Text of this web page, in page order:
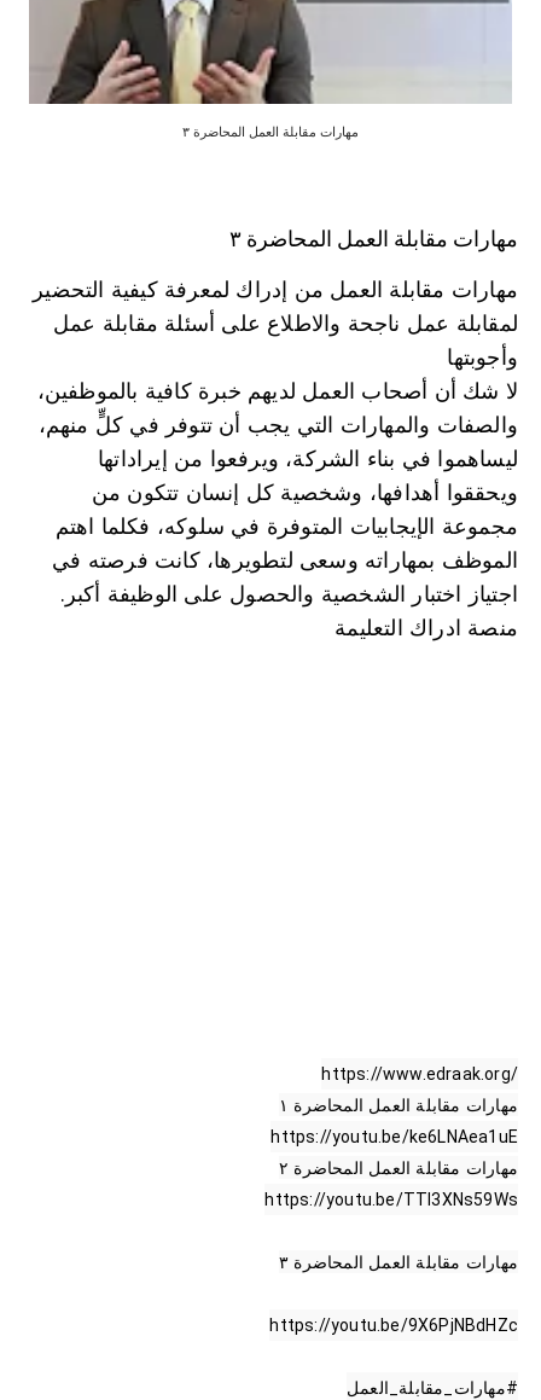
مهارات مقابلة العمل المحاضرة ٣
مهارات مقابلة العمل المحاضرة ٣
وأجوبتها
اجتياز اختبار الشخصية والحصول على الوظيفة أكبر.
منصة ادراك التعليمة
https://www.edraak.org/
مهارات مقابلة العمل المحاضرة ١
https://youtu.be/ke6LNAea1uE
مهارات مقابلة العمل المحاضرة ٢
https://youtu.be/TTl3XNs59Ws
مهارات مقابلة العمل المحاضرة ٣
https://youtu.be/9X6PjNBdHZc
#مهارات_مقابلة_العمل